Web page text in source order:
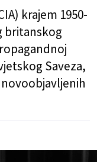
krajem 1950-
britanskog
Saveza,